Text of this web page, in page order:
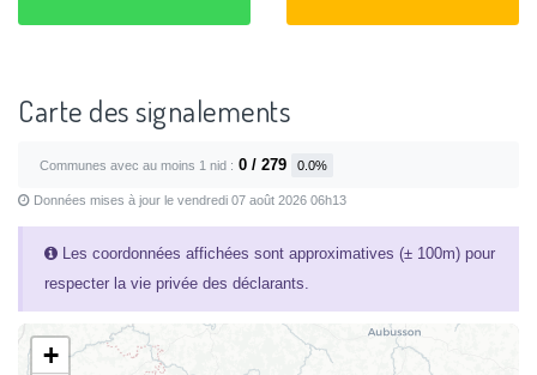
Carte des signalements
Communes avec au moins 1 nid : 0 / 279 0.0%
Données mises à jour le vendredi 07 août 2026 06h13
Les coordonnées affichées sont approximatives (± 100m) pour
respecter la vie privée des déclarants.
+